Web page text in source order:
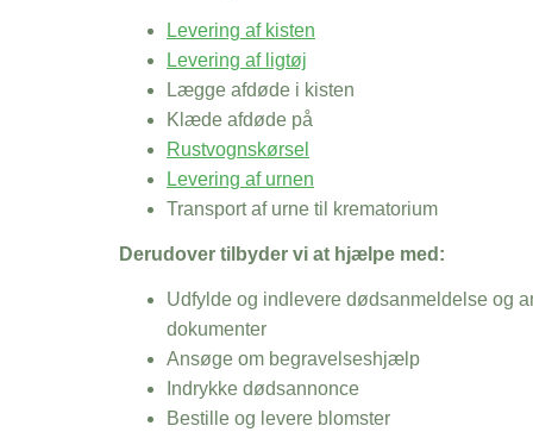
Levering af kisten
Levering af ligtøj
Lægge afdøde i kisten
Klæde afdøde på
Rustvognskørsel
Levering af urnen
Transport af urne til krematorium
Derudover tilbyder vi at hjælpe med:
Udfylde og indlevere dødsanmeldelse og
dokumenter
Ansøge om begravelseshjælp
Indrykke dødsannonce
Bestille og levere blomster